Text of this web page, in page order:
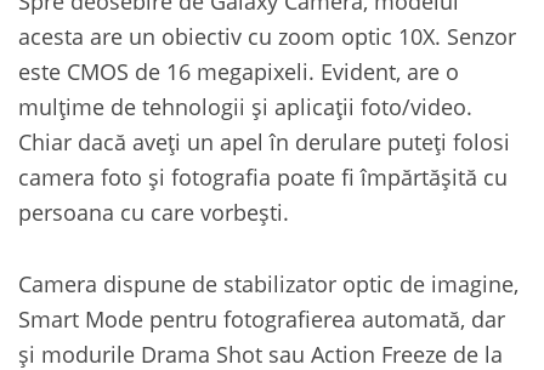
acesta are un obiectiv cu zoom optic 10X. Senzor
este CMOS de 16 megapixeli. Evident, are o
mulțime de tehnologii și aplicații foto/video.
Chiar dacă aveți un apel în derulare puteți folosi
camera foto și fotografia poate fi împărtășită cu
persoana cu care vorbești.
Camera dispune de stabilizator optic de imagine,
Smart Mode pentru fotografierea automată, dar
și modurile Drama Shot sau Action Freeze de la